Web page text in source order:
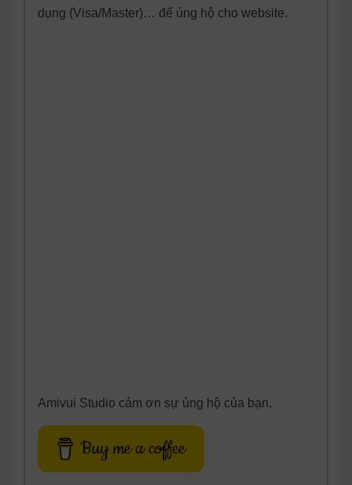
dụng (Visa/Master)… để ủng hộ cho website.
Amivui Studio cảm ơn sự ủng hộ của bạn.
Buy me a coffee